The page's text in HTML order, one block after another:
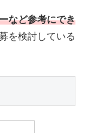
など参考にでき
を検討している